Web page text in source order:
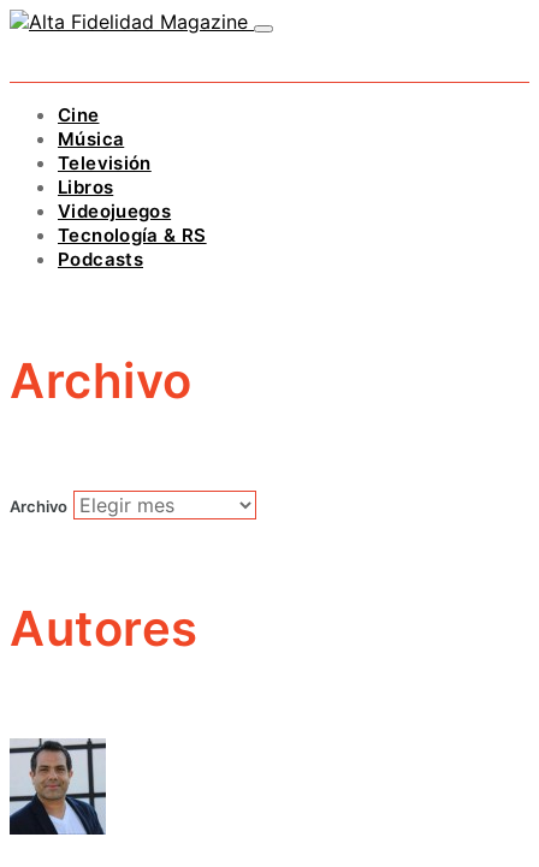
Cine
Música
Televisión
Libros
Videojuegos
Tecnología & RS
Podcasts
Archivo
Archivo
Autores